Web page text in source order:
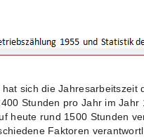
hat sich die Jahresarbeitszeit
Stunden pro Jahr im Jahr
heute rund 1500 Stunden
Faktoren